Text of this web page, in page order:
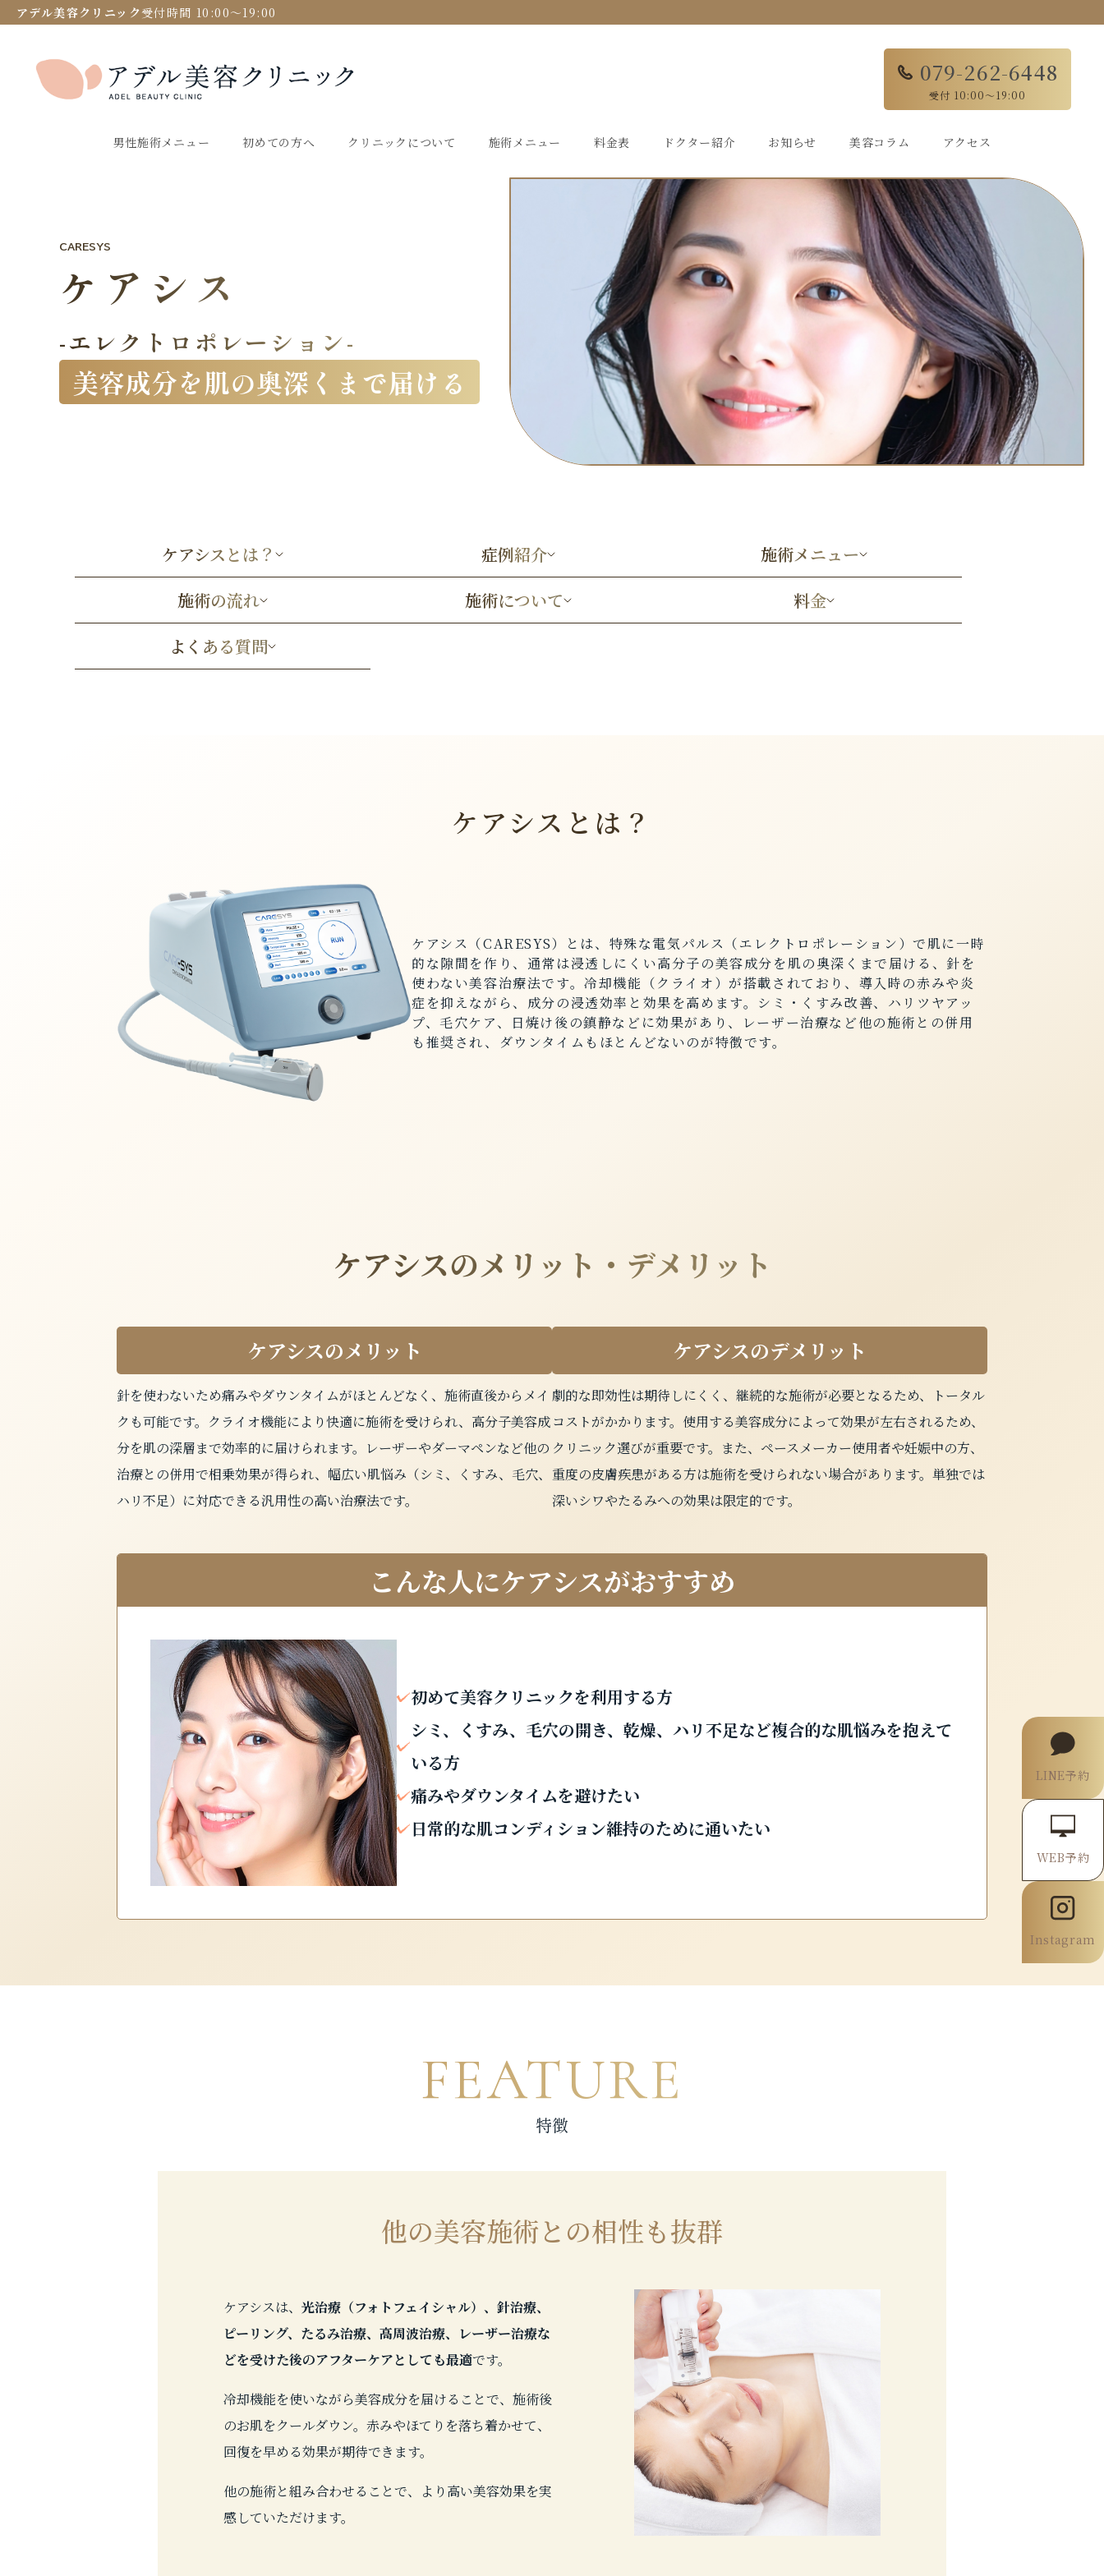
アデル美容クリニック受付時間 10:00〜19:00
079-262-6448
受付 10:00〜19:00
男性施術メニュー 初めての方へ クリニックについて 施術メニュー 料金表 ドクター紹介 お知らせ 美容コラム アクセス
LINE予約
WEB予約
Instagram
CARESYS
ケアシス
-エレクトロポレーション-
美容成分を肌の奥深くまで届ける
ケアシスとは？ 症例紹介
施術メニュー
施術の流れ
施術について
料金
よくある質問
ケアシスとは？
ケアシス（CARESYS）とは、特殊な電気パルス（エレクトロポレーション）で肌に一時
的な隙間を作り、通常は浸透しにくい高分子の美容成分を肌の奥深くまで届ける、針を
使わない美容治療法です。冷却機能（クライオ）が搭載されており、導入時の赤みや炎
症を抑えながら、成分の浸透効率と効果を高めます。シミ・くすみ改善、ハリツヤアッ
プ、毛穴ケア、日焼け後の鎮静などに効果があり、レーザー治療など他の施術との併用
も推奨され、ダウンタイムもほとんどないのが特徴です。
ケアシスのメリット・デメリット
ケアシスのメリット
針を使わないため痛みやダウンタイムがほとんどなく、施術直後からメイ
クも可能です。クライオ機能により快適に施術を受けられ、高分子美容成
分を肌の深層まで効率的に届けられます。レーザーやダーマペンなど他の
治療との併用で相乗効果が得られ、幅広い肌悩み（シミ、くすみ、毛穴、
ハリ不足）に対応できる汎用性の高い治療法です。
ケアシスのデメリット
劇的な即効性は期待しにくく、継続的な施術が必要となるため、トータル
コストがかかります。使用する美容成分によって効果が左右されるため、
クリニック選びが重要です。また、ペースメーカー使用者や妊娠中の方、
重度の皮膚疾患がある方は施術を受けられない場合があります。単独では
深いシワやたるみへの効果は限定的です。
こんな人にケアシスがおすすめ
初めて美容クリニックを利用する方
シミ、くすみ、毛穴の開き、乾燥、ハリ不足など複合的な肌悩みを抱えて
いる方
痛みやダウンタイムを避けたい
日常的な肌コンディション維持のために通いたい
FEATURE
特徴
他の美容施術との相性も抜群
ケアシスは、 光治療（フォトフェイシャル）、針治療、
ピーリング、たるみ治療、高周波治療、レーザー治療な
どを受けた後のアフターケアとしても最適です。
冷却機能を使いながら美容成分を届けることで、施術後
のお肌をクールダウン。赤みやほてりを落ち着かせて、
回復を早める効果が期待できます。
他の施術と組み合わせることで、より高い美容効果を実
感していただけます。